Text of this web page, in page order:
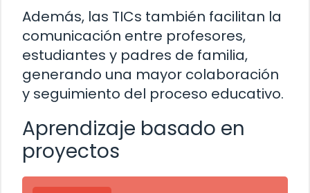
Además, las TICs también facilitan la
comunicación entre profesores,
estudiantes y padres de familia,
generando una mayor colaboración
y seguimiento del proceso educativo.
Aprendizaje basado en
proyectos